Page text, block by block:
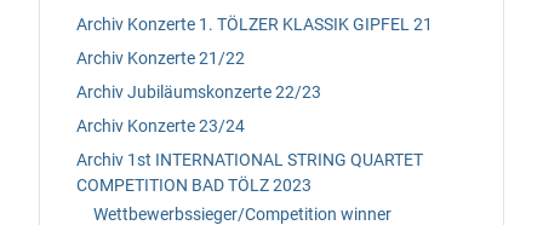
Archiv Konzerte 1. TÖLZER KLASSIK GIPFEL 21
Archiv Konzerte 21/22
Archiv Jubiläumskonzerte 22/23
Archiv Konzerte 23/24
Archiv 1st INTERNATIONAL STRING QUARTET
COMPETITION BAD TÖLZ 2023
Wettbewerbssieger/Competition winner